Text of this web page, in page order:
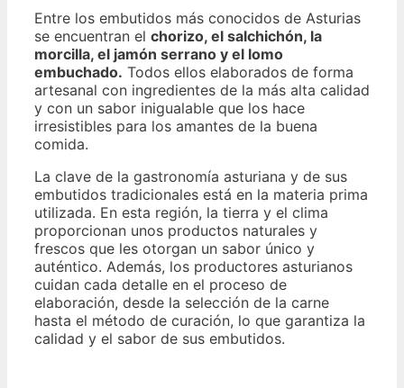
Entre los embutidos más conocidos de Asturias
se encuentran el chorizo, el salchichón, la
morcilla, el jamón serrano y el lomo
embuchado. Todos ellos elaborados de forma
artesanal con ingredientes de la más alta calidad
y con un sabor inigualable que los hace
irresistibles para los amantes de la buena
comida.
La clave de la gastronomía asturiana y de sus
embutidos tradicionales está en la materia prima
utilizada. En esta región, la tierra y el clima
proporcionan unos productos naturales y
frescos que les otorgan un sabor único y
auténtico. Además, los productores asturianos
cuidan cada detalle en el proceso de
elaboración, desde la selección de la carne
hasta el método de curación, lo que garantiza la
calidad y el sabor de sus embutidos.